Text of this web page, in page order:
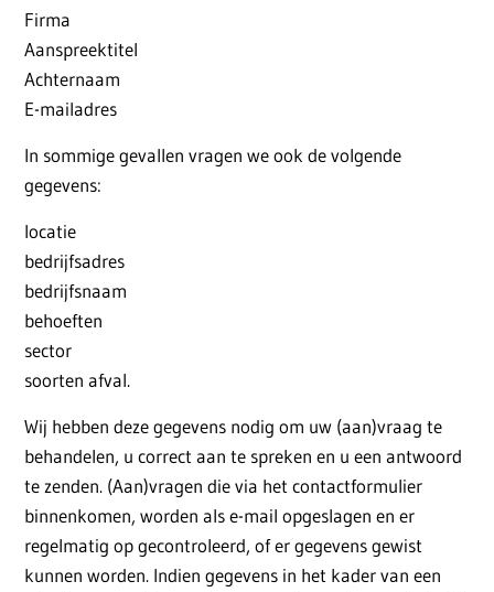
Firma
Aanspreektitel
Achternaam
E-mailadres
In sommige gevallen vragen we ook de volgende
gegevens:
locatie
bedrijfsadres
bedrijfsnaam
behoeften
sector
soorten afval.
Wij hebben deze gegevens nodig om uw (aan)vraag te
behandelen, u correct aan te spreken en u een antwoord
te zenden. (Aan)vragen die via het contactformulier
binnenkomen, worden als e-mail opgeslagen en er
regelmatig op gecontroleerd, of er gegevens gewist
kunnen worden. Indien gegevens in het kader van een